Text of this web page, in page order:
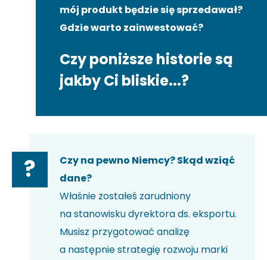
mój produkt będzie się sprzedawał?
Gdzie warto zainwestować?
Czy poniższe historie są
jakby Ci bliskie...?
?
Czy na pewno Niemcy? Skąd wziąć
dane?
Właśnie zostałeś zarudniony
na stanowisku dyrektora ds. eksportu.
Musisz przygotować analizę
a następnie strategię rozwoju marki